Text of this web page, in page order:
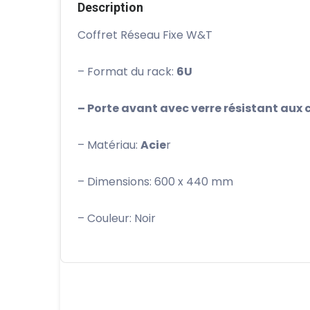
Description
Coffret Réseau Fixe W&T
– Format du rack: 6U
– Porte avant avec verre résistant aux
– Matériau: Acier
– Dimensions: 600 x 440 mm
– Couleur: Noir